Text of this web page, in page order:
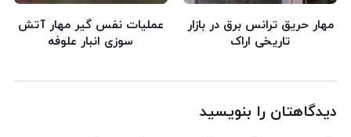
مهار حریق ترانس برق در بازار
تاریخی اراک
عملیات نفس گیر مهار آتش
سوزی انبار علوفه
دیدگاهتان را بنویسید